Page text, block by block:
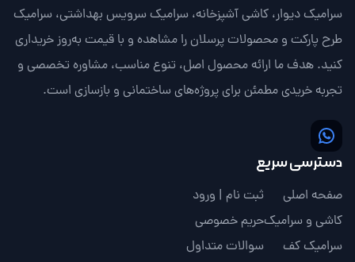
سرامیک دیوار، کاشی آشپزخانه، سرامیک سرویس بهداشتی، سرامیک
طرح پارکت و محصولات پرسلان را مشاهده و با قیمت به‌روز خریداری
کنید. هدف ما ارائه محصول اصل، تنوع مناسب، مشاوره تخصصی و
تجربه خریدی مطمئن برای پروژه‌های ساختمانی و بازسازی است.
دسترسی سریع
صفحه اصلی
کاشی و سرامیک
سرامیک کف
ثبت نام | ورود
حریم خصوصی
سوالات متداول